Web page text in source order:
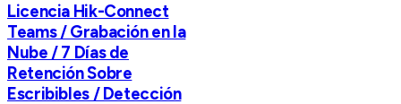
Licencia Hik-Connect
Teams / Grabación en la
Nube / 7 Días de
Retención Sobre
Escribibles / Detección